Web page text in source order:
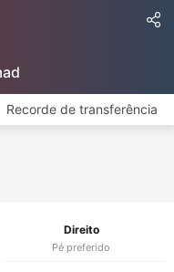
Recorde de transferência
Direito
Pé preferido